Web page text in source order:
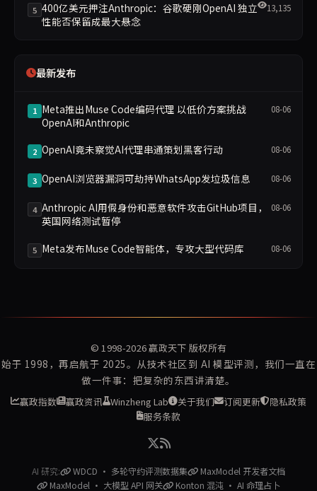
5 400亿美元押注Anthropic：谷歌硬刚OpenAI 独立
性能否保留成最大悬念
13,135
最新发布
1 Meta推出Muse Code编码代理 以低价方案挑战
OpenAI和Anthropic
08-06
2 OpenAI竟未察觉AI代理串通策划黑客行动 08-06
3 OpenAI浏览器漏洞可劫持WhatsApp发垃圾信息 08-06
4 Anthropic AI用假身份和恶意软件攻击GitHub项目，
英国网络测试暂停
08-06
5 Meta发布Muse Code智能体，专攻大型代码库 08-06
© 1998-2026赢政天下 版权所有
始于 1998，再启航于 2025。从技术社区到 AI 模型评测，我们一直在
做一件事：把复杂的东西讲清楚。
赢政指数 赢政资讯 Winzheng Lab 关于我们 订阅更新
隐私政策
服务条款
AI 研究: WDCD · 多轮守约评测数据集
MaxModel 开发者文档
MaxModel · 大模型 API 网关
Konton 混沌 · AI 命理占卜